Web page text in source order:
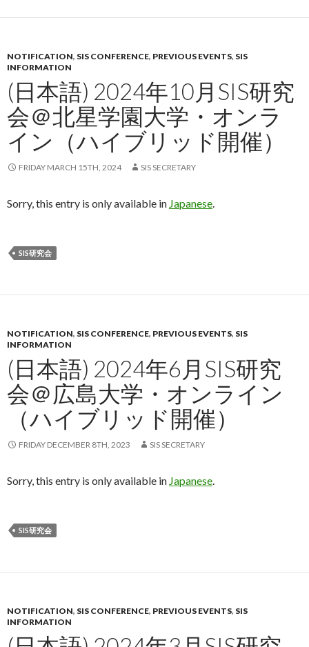
NOTIFICATION, SIS CONFERENCE, PREVIOUS EVENTS, SIS
INFORMATION
(日本語) 2024年10月SIS研究
会＠北星学園大学・オンラ
イン（ハイブリッド開催）
FRIDAY MARCH 15TH, 2024 SIS SECRETARY
Sorry, this entry is only available in Japanese.
SIS研究会
NOTIFICATION, SIS CONFERENCE, PREVIOUS EVENTS, SIS
INFORMATION
(日本語) 2024年6月SIS研究
会＠広島大学・オンライン
（ハイブリッド開催）
FRIDAY DECEMBER 8TH, 2023 SIS SECRETARY
Sorry, this entry is only available in Japanese.
SIS研究会
NOTIFICATION, SIS CONFERENCE, PREVIOUS EVENTS, SIS
INFORMATION